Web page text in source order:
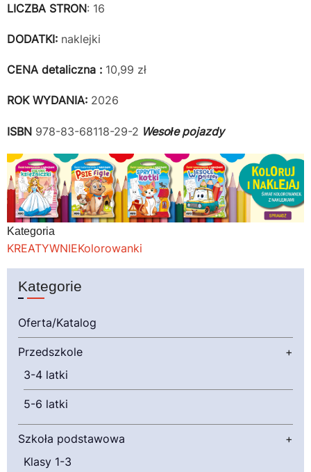
LICZBA STRON: 16
DODATKI: naklejki
CENA detaliczna : 10,99 zł
ROK WYDANIA: 2026
ISBN 978-83-68118-29-2 Wesołe pojazdy
Kategoria
KREATYWNIEKolorowanki
Kategorie
Oferta/Katalog
Przedszkole
+
3-4 latki
5-6 latki
Szkoła podstawowa
+
Klasy 1-3